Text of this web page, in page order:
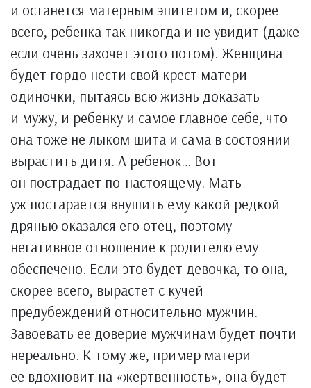
и останется матерным эпитетом и, скорее
всего, ребенка так никогда и не увидит (даже
если очень захочет этого потом). Женщина
будет гордо нести свой крест матери-
одиночки, пытаясь всю жизнь доказать
и мужу, и ребенку и самое главное себе, что
она тоже не лыком шита и сама в состоянии
вырастить дитя. А ребенок… Вот
он пострадает по-настоящему. Мать
уж постарается внушить ему какой редкой
дрянью оказался его отец, поэтому
негативное отношение к родителю ему
обеспечено. Если это будет девочка, то она,
скорее всего, вырастет с кучей
предубеждений относительно мужчин.
Завоевать ее доверие мужчинам будет почти
нереально. К тому же, пример матери
ее вдохновит на «жертвенность», она будет